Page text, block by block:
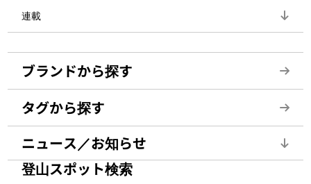
連載
ブランドから探す
タグから探す
ニュース／お知らせ
登山スポット検索